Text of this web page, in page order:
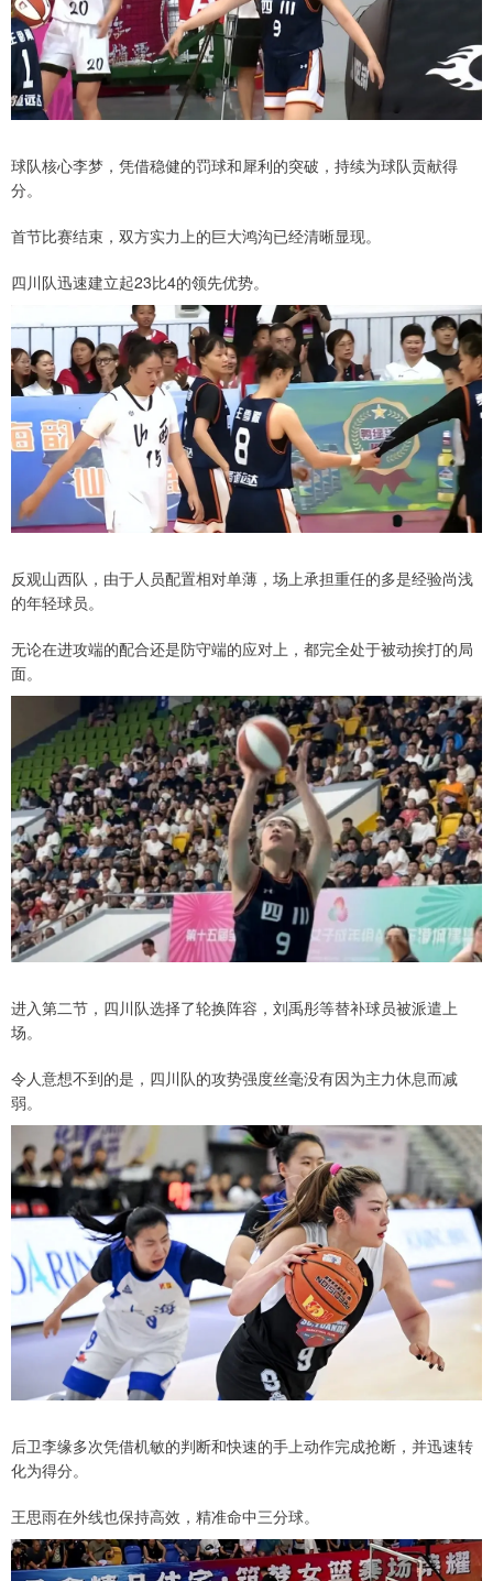
球队核心李梦，凭借稳健的罚球和犀利的突破，持续为球队贡献得
分。
首节比赛结束，双方实力上的巨大鸿沟已经清晰显现。
四川队迅速建立起23比4的领先优势。
反观山西队，由于人员配置相对单薄，场上承担重任的多是经验尚浅
的年轻球员。
无论在进攻端的配合还是防守端的应对上，都完全处于被动挨打的局
面。
进入第二节，四川队选择了轮换阵容，刘禹彤等替补球员被派遣上
场。
令人意想不到的是，四川队的攻势强度丝毫没有因为主力休息而减
弱。
后卫李缘多次凭借机敏的判断和快速的手上动作完成抢断，并迅速转
化为得分。
王思雨在外线也保持高效，精准命中三分球。